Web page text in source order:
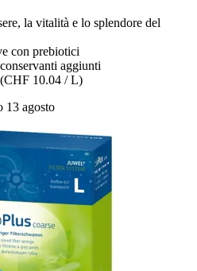
la vitalità e lo splendore del
con prebiotici
aggiunti
(CHF 10.04 / L)
13 agosto